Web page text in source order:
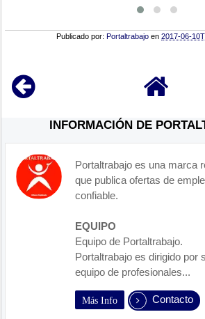
Publicado por:Portaltrabajo en2017-06-
INFORMACIÓN DE
Portaltrabajo es una marca
que publica ofertas de
confiable.
EQUIPO
Equipo de Portaltrabajo.
Portaltrabajo es dirigido por
equipo de profesionales...
Más Info Contacto